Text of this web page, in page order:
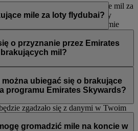
mogą wnioskować o przyznanie mil za
flydubai oraz Qantas, które miały
przed rejestracją w programie
np. loty z innymi liniami
nie będą uprawniać do
mil.
mile za loty flydubai?
o przyznanie przez Emirates
brakujących mil?
można uzyskać tylko za kwalifikujące
sześciu miesięcy od daty podróży. Od
zgadzało się z danymi w Twoim
ubiegać się o brakujące
programu Emirates Skywards?
trzech tygodni od daty transakcji.
gromadzić mile na koncie w